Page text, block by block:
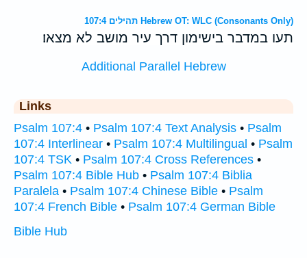
תהילים 107:4 Hebrew OT: WLC (Consonants Only)
תעו במדבר בישימון דרך עיר מושב לא מצאו׃
Additional Parallel Hebrew
Links
Psalm 107:4 • Psalm 107:4 Text Analysis • Psalm
107:4 Interlinear • Psalm 107:4 Multilingual • Psalm
107:4 TSK • Psalm 107:4 Cross References •
Psalm 107:4 Bible Hub • Psalm 107:4 Biblia
Paralela • Psalm 107:4 Chinese Bible • Psalm
107:4 French Bible • Psalm 107:4 German Bible
Bible Hub